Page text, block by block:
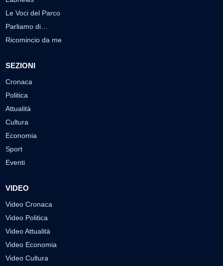
Le Voci del Parco
Parliamo di…
Ricomincio da me
SEZIONI
Cronaca
Politica
Attualità
Cultura
Economia
Sport
Eventi
VIDEO
Video Cronaca
Video Politica
Video Attualità
Video Economia
Video Cultura